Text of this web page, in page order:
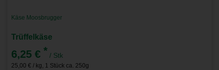
Käse Moosbrugger
Trüffelkäse
6,25 € * / Stk
25,00 € / kg, 1 Stück ca. 250g